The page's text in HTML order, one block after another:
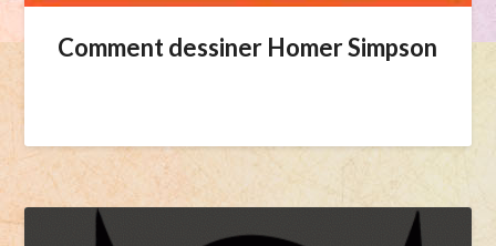
Comment dessiner Homer Simpson